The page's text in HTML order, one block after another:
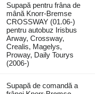
Supapă pentru frâna de
mână Knorr-Bremse
CROSSWAY (01.06-)
pentru autobuz Irisbus
Arway, Crossway,
Crealis, Magelys,
Proway, Daily Tourys
(2006-)
Supapă de comandă a